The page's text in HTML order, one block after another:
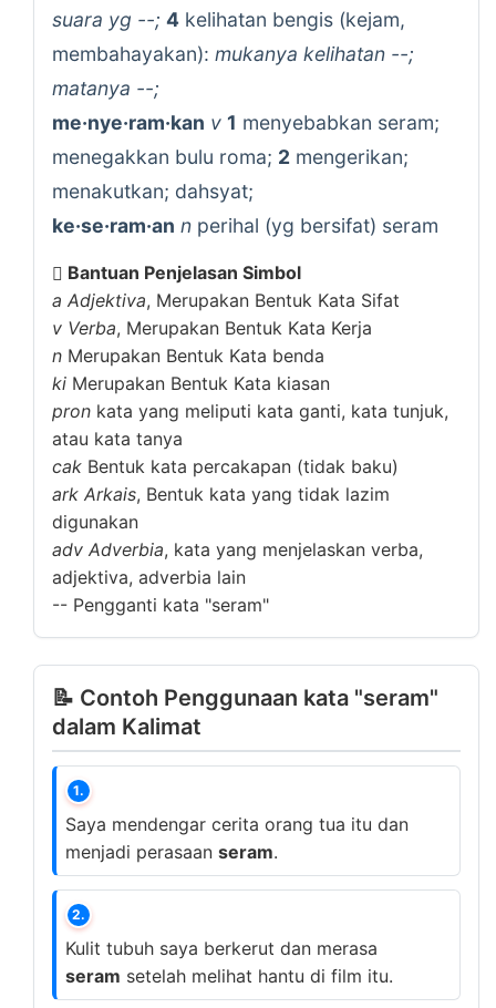
suara yg --; 4 kelihatan bengis (kejam,
membahayakan): mukanya kelihatan --;
matanya --;
me·nye·ram·kan v 1 menyebabkan seram;
menegakkan bulu roma; 2 mengerikan;
menakutkan; dahsyat;
ke·se·ram·an n perihal (yg bersifat) seram
Bantuan Penjelasan Simbol
a Adjektiva, Merupakan Bentuk Kata Sifat
v Verba, Merupakan Bentuk Kata Kerja
n Merupakan Bentuk Kata benda
ki Merupakan Bentuk Kata kiasan
pron kata yang meliputi kata ganti, kata tunjuk,
atau kata tanya
cak Bentuk kata percakapan (tidak baku)
ark Arkais, Bentuk kata yang tidak lazim
digunakan
adv Adverbia, kata yang menjelaskan verba,
adjektiva, adverbia lain
-- Pengganti kata "seram"
📝 Contoh Penggunaan kata "seram"
dalam Kalimat
1.
Saya mendengar cerita orang tua itu dan
menjadi perasaan seram.
2.
Kulit tubuh saya berkerut dan merasa
seram setelah melihat hantu di film itu.